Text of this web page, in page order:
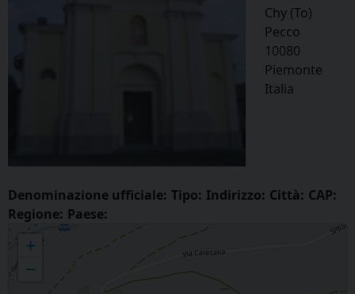
Denominazione ufficiale: Tipo: Indirizzo:
Chy (To)
Città:
Pecco
CAP:
10080
Regione:
Piemonte
Paese:
Italia
PECCO - San Michele Arcangelo
+
−